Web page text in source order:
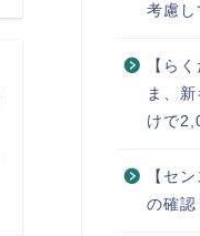
クラファン投資
考慮し
【ら
ま、
けで
【セ
の確認